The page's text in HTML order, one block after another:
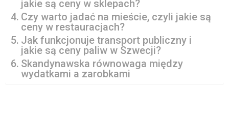
jakie są ceny w sklepach?
Czy warto jadać na mieście, czyli jakie są
ceny w restauracjach?
Jak funkcjonuje transport publiczny i
jakie są ceny paliw w Szwecji?
Skandynawska równowaga między
wydatkami a zarobkami